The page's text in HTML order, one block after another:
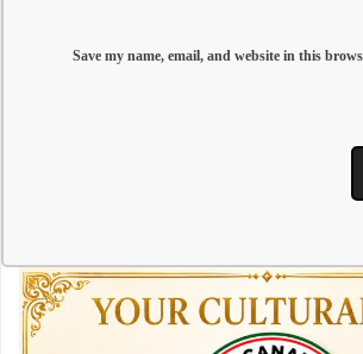
Save my name, email, and website in this